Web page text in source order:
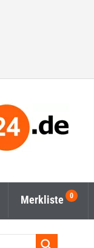
Merkliste